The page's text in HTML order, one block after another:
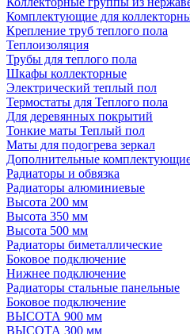
Комплектующие для
Крепление труб теплого пола
Теплоизоляция
Трубы для теплого пола
Шкафы коллекторные
Электрический теплый пол
Термостаты для Теплого пола
Для деревянных покрытий
Тонкие маты Теплый пол
Маты для подогрева зеркал
Дополнительные
Радиаторы и обвязка
Радиаторы алюминиевые
Высота 200 мм
Высота 350 мм
Высота 500 мм
Радиаторы биметаллические
Боковое подключение
Нижнее подключение
Радиаторы стальные панельные
Боковое подключение
ВЫСОТА 900 мм
ВЫСОТА 300 мм